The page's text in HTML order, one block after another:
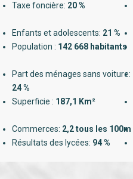
Taxe foncière: 20 %
Enfants et adolescents: 21 %
Population : 142 668 habitants
Part des ménages sans voiture:
24 %
Superficie : 187,1 Km²
Commerces: 2,2 tous les 100m
Résultats des lycées: 94 %